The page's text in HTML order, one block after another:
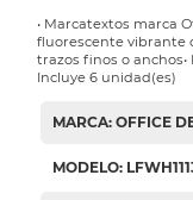
• Marcatextos marca
fluorescente vibrante
trazos finos o
Incluye 6 unidad(es)
MARCA: OFFICE
MODELO: